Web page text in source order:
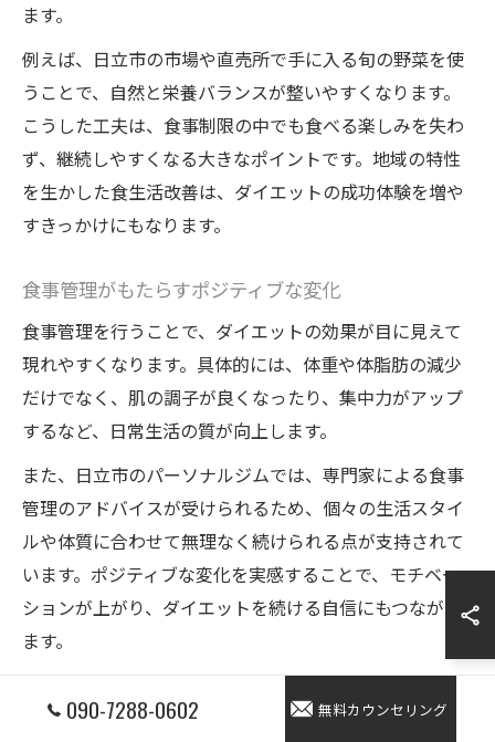
ます。
例えば、日立市の市場や直売所で手に入る旬の野菜を使
うことで、自然と栄養バランスが整いやすくなります。
こうした工夫は、食事制限の中でも食べる楽しみを失わ
ず、継続しやすくなる大きなポイントです。地域の特性
を生かした食生活改善は、ダイエットの成功体験を増や
すきっかけにもなります。
食事管理がもたらすポジティブな変化
食事管理を行うことで、ダイエットの効果が目に見えて
現れやすくなります。具体的には、体重や体脂肪の減少
だけでなく、肌の調子が良くなったり、集中力がアップ
するなど、日常生活の質が向上します。
また、日立市のパーソナルジムでは、専門家による食事
管理のアドバイスが受けられるため、個々の生活スタイ
ルや体質に合わせて無理なく続けられる点が支持されて
います。ポジティブな変化を実感することで、モチベー
ションが上がり、ダイエットを続ける自信にもつながり
ます。
ダイエット継続で得られる自信と充実感
090-7288-0602 無料カウンセリング